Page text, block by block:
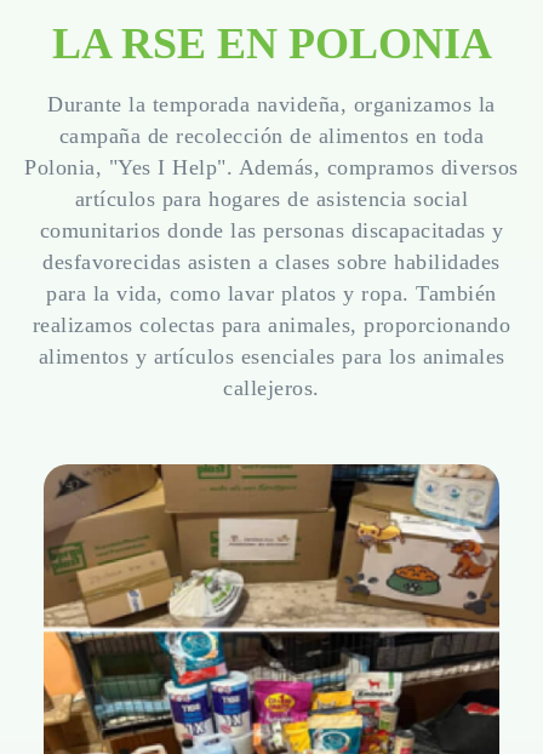
LA RSE EN POLONIA
Durante la temporada navideña, organizamos la
campaña de recolección de alimentos en toda
Polonia, "Yes I Help". Además, compramos diversos
artículos para hogares de asistencia social
comunitarios donde las personas discapacitadas y
desfavorecidas asisten a clases sobre habilidades
para la vida, como lavar platos y ropa. También
realizamos colectas para animales, proporcionando
alimentos y artículos esenciales para los animales
callejeros.